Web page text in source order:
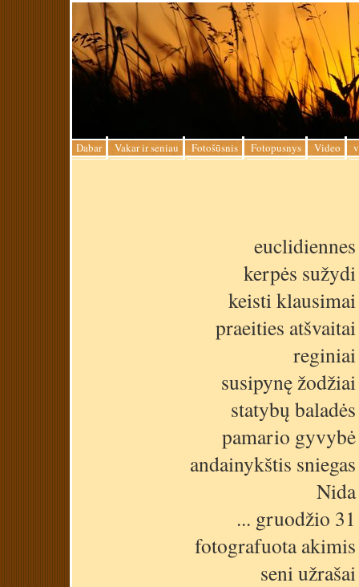
Dabar Vakar ir seniau Fotošūsnis Fotopusnys Video
euclidiennes
kerpės sužydi
keisti klausimai
praeities atšvaitai
reginiai
susipynę žodžiai
statybų baladės
pamario gyvybė
andainykštis sniegas
Nida
... gruodžio 31
fotografuota akimis
seni užrašai